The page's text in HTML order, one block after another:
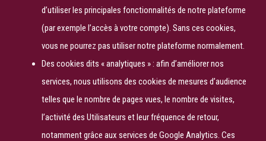
d’utiliser les principales fonctionnalités de notre plateforme
(par exemple l’accès à votre compte). Sans ces cookies,
vous ne pourrez pas utiliser notre plateforme normalement.
Des cookies dits « analytiques » : afin d’améliorer nos
services, nous utilisons des cookies de mesures d’audience
telles que le nombre de pages vues, le nombre de visites,
l’activité des Utilisateurs et leur fréquence de retour,
notamment grâce aux services de Google Analytics. Ces